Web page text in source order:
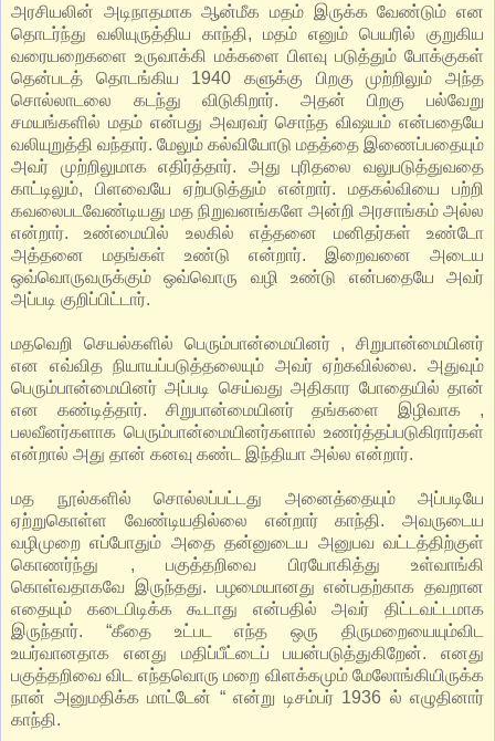
அரசியலின் அடிநாதமாக ஆன்மீக மதம் இருக்க வேண்டும் என
தொடர்ந்து வலியுருத்திய காந்தி, மதம் எனும் பெயரில் குறுகிய
வரையறைகளை உருவாக்கி மக்களை பிளவு படுத்தும் போக்குகள்
தென்படத் தொடங்கிய 1940 களுக்கு பிறகு முற்றிலும் அந்த
சொல்லாடலை கடந்து விடுகிறார். அதன் பிறகு பல்வேறு
சமயங்களில் மதம் என்பது அவரவர் சொந்த விஷயம் என்பதையே
வலியுறுத்தி வந்தார். மேலும் கல்வியோடு மதத்தை இணைப்பதையும்
அவர் முற்றிலுமாக எதிர்த்தார். அது புரிதலை வலுபடுத்துவதை
காட்டிலும், பிளவையே ஏற்படுத்தும் என்றார். மதகல்வியை பற்றி
கவலைபடவேண்டியது மத நிறுவனங்களே அன்றி அரசாங்கம் அல்ல
என்றார். உண்மையில் உலகில் எத்தனை மனிதர்கள் உண்டோ
அத்தனை மதங்கள் உண்டு என்றார். இறைவனை அடைய
ஒவ்வொருவருக்கும் ஒவ்வொரு வழி உண்டு என்பதையே அவர்
அப்படி குறிப்பிட்டார்.
மதவெறி செயல்களில் பெரும்பான்மையினர் , சிறுபான்மையினர்
என எவ்வித நியாயப்படுத்தலையும் அவர் ஏற்கவில்லை. அதுவும்
பெரும்பான்மையினர் அப்படி செய்வது அதிகார போதையில் தான்
என கண்டித்தார். சிறுபான்மையினர் தங்களை இழிவாக ,
பலவீனர்களாக பெரும்பான்மையினர்களால் உணர்த்தப்படுகிரார்கள்
என்றால் அது தான் கனவு கண்ட இந்தியா அல்ல என்றார்.
மத நூல்களில் சொல்லப்பட்டது அனைத்தையும் அப்படியே
ஏற்றுகொள்ள வேண்டியதில்லை என்றார் காந்தி. அவருடைய
வழிமுறை எப்போதும் அதை தன்னுடைய அனுபவ வட்டத்திற்குள்
கொணர்ந்து , பகுத்தறிவை பிரயோகித்து உள்வாங்கி
கொள்வதாகவே இருந்தது. பழமையானது என்பதற்காக தவறான
எதையும் கடைபிடிக்க கூடாது என்பதில் அவர் திட்டவட்டமாக
இருந்தார். “கீதை உட்பட எந்த ஒரு திருமறையையும்விட
உயர்வானதாக எனது மதிப்பீட்டைப் பயன்படுத்துகிறேன். எனது
பகுத்தறிவை விட எந்தவொரு மறை விளக்கமும் மேலோங்கியிருக்க
நான் அனுமதிக்க மாட்டேன் “ என்று டிசம்பர் 1936 ல் எழுதினார்
காந்தி.